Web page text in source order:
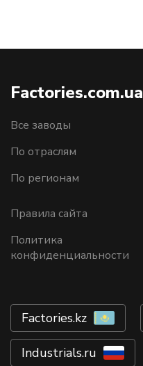
Factories.com.ua
Все заводы
По отраслям
По регионам
Правила сайта
Политика
конфиденциальности
Factories.kz
Industrials.ru